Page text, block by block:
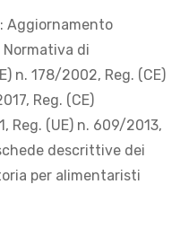
Aggiornamento
di
n. 178/2002, Reg. (CE)
Reg. (CE)
Reg. (UE) n. 609/2013,
descrittive dei
per alimentaristi